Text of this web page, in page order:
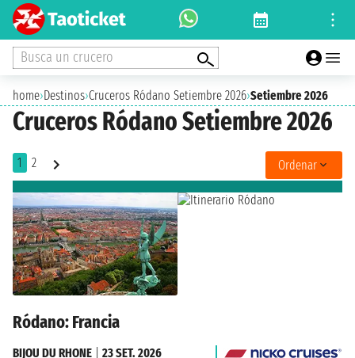
Busca un crucero
home›Destinos›Cruceros Ródano Setiembre 2026›Setiembre 2026
Cruceros Ródano Setiembre 2026
1 2 Ordenar
Ródano: Francia
BIJOU DU RHONE
23 SET. 2026